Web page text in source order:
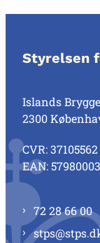
Styrelsen
Islands
2300
CVR: 37105562
EAN:
72 28 66 00